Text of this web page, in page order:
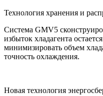
Технология хранения и
Система GMV5
избыток хладагента
минимизировать объем
точность охлаждения.
Новая технология